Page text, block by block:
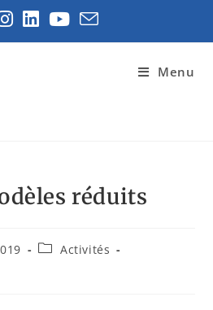
Menu
réduits
Activités